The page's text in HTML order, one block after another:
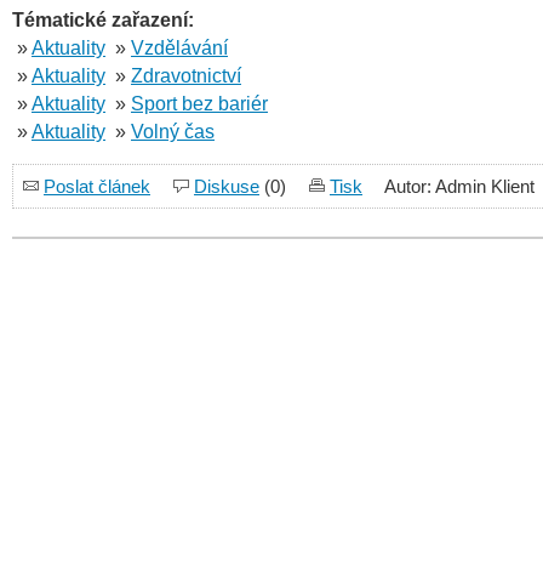
Tématické zařazení:
»Aktuality » Vzdělávání
»Aktuality » Zdravotnictví
»Aktuality » Sport bez bariér
»Aktuality » Volný čas
Poslat článek Diskuse (0) Tisk Autor: Admin Klient